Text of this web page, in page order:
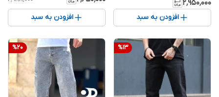
۲٬۹۵۰٬۰۰۰
افزودن به سبد افزودن به سبد
%13
%20